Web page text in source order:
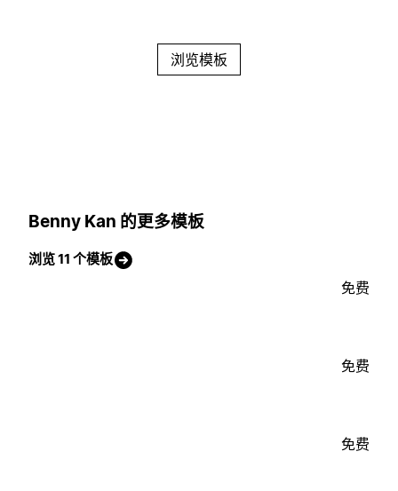
浏览模板
Benny Kan 的更多模板
浏览 11 个模板
免费
免费
免费